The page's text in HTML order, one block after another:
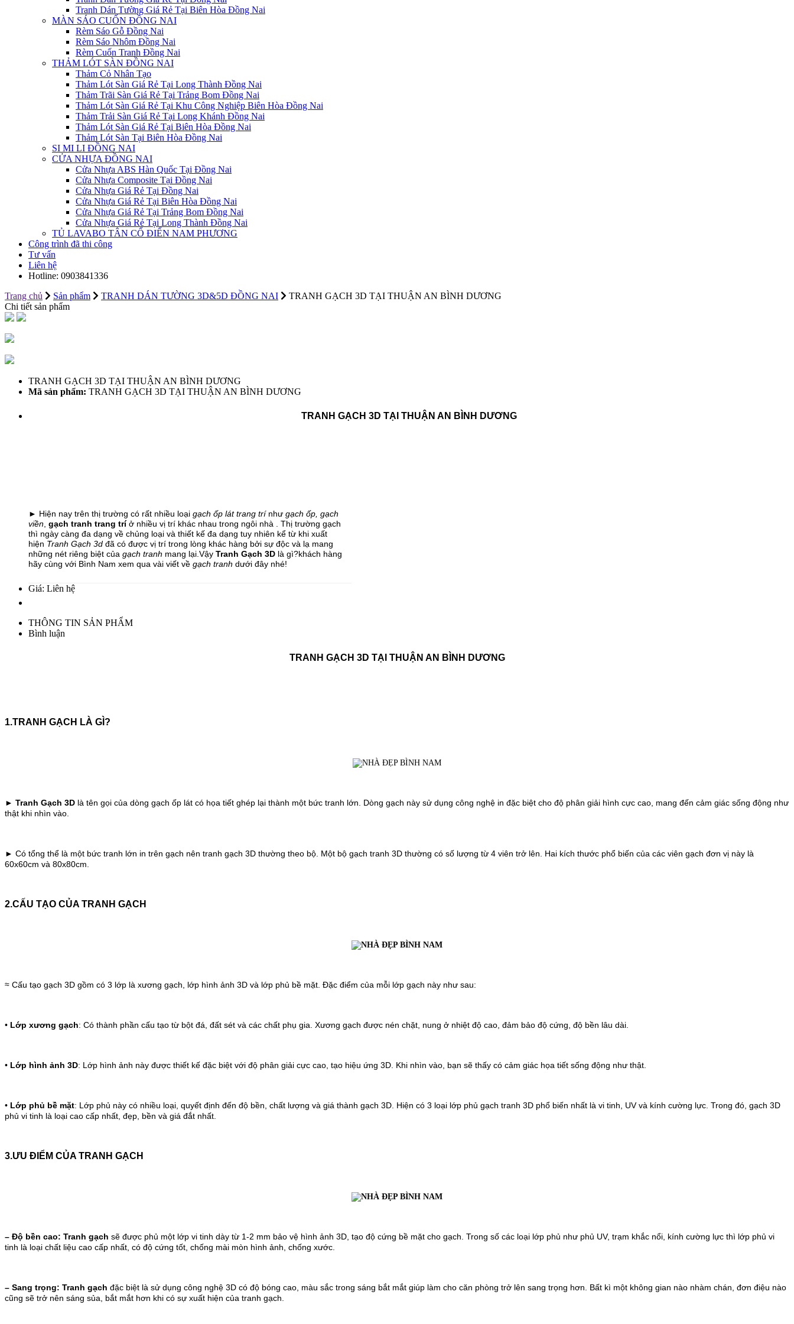
Tranh Dán Tường Giá Rẻ Tại Biên Hòa Đồng Nai
MÀN SÁO CUỐN ĐỒNG NAI
Rèm Sáo Gỗ Đồng Nai
Rèm Sáo Nhôm Đồng Nai
Rèm Cuốn Tranh Đồng Nai
THẢM LÓT SÀN ĐỒNG NAI
Thảm Cỏ Nhân Tạo
Thảm Lót Sàn Giá Rẻ Tại Long Thành Đồng Nai
Thảm Trãi Sàn Giá Rẻ Tại Trảng Bom Đồng Nai
Thảm Lót Sàn Giá Rẻ Tại Khu Công Nghiệp Biên Hòa Đồng Nai
Thảm Trải Sàn Giá Rẻ Tại Long Khánh Đồng Nai
Thảm Lót Sàn Giá Rẻ Tại Biên Hòa Đồng Nai
Thảm Lót Sàn Tại Biên Hòa Đồng Nai
SI MI LI ĐỒNG NAI
CỬA NHỰA ĐỒNG NAI
Cửa Nhựa ABS Hàn Quốc Tại Đồng Nai
Cửa Nhựa Composite Tại Đồng Nai
Cửa Nhựa Giá Rẻ Tại Đồng Nai
Cửa Nhựa Giá Rẻ Tại Biên Hòa Đồng Nai
Cửa Nhựa Giá Rẻ Tại Trảng Bom Đồng Nai
Cửa Nhựa Giá Rẻ Tại Long Thành Đồng Nai
TỦ LAVABO TÂN CỔ ĐIỂN NAM PHƯƠNG
Công trình đã thi công
Tư vấn
Liên hệ
Hotline: 0903841336
Trang chủ
Sản phẩm TRANH DÁN TƯỜNG 3D&5D ĐỒNG NAI
TRANH GẠCH 3D TẠI THUẬN AN BÌNH DƯƠNG
Chi tiết sản phẩm
TRANH GẠCH 3D TẠI THUẬN AN BÌNH DƯƠNG
Mã sản phẩm: TRANH GẠCH 3D TẠI THUẬN AN BÌNH DƯƠNG
TRANH GẠCH 3D TẠI THUẬN AN BÌNH DƯƠNG
► Hiện nay trên thị trường có rất nhiều loại gạch ốp lát trang trínhư gạch ốp, gạch
viền gạch tranh trang tríở nhiều vị trí khác nhau trong ngôi nhà . Thị trường gạch
thì ngày càng đa dạng về chủng loại và thiết kế đa dạng tuy nhiên kể từ khi xuất
hiện Tranh Gạch 3d đã có được vị trí trong lòng khác hàng bởi sự độc và lạ mang
những nét riêng biệt của gạch tranh mang lại.Vậy Tranh Gạch 3D là gì?khách hàng
hãy cùng với Bình Nam xem qua vài viết về gạch tranh dưới đây nhé!
Giá: Liên hệ
THÔNG TIN SẢN PHẨM
Bình luận
TRANH GẠCH 3D TẠI THUẬN AN BÌNH DƯƠNG
1.TRANH GẠCH LÀ GÌ?
► Tranh Gạch 3D là tên gọi của dòng gạch ốp lát có họa tiết ghép lại thành một bức tranh lớn. Dòng gạch này sử dụng công nghệ in đặc biệt cho độ phân giải hình cực cao, mang đến cảm giác sống động như
thật khi nhìn vào.
► Có tổng thể là một bức tranh lớn in trên gạch nên tranh gạch 3D thường theo bộ. Một bộ gạch tranh 3D thường có số lượng từ 4 viên trở lên. Hai kích thước phổ biến của các viên gạch đơn vị này là
60x60cm và 80x80cm.
2.CẤU TẠO CỦA TRANH GẠCH
≈ Cấu tạo gạch 3D gồm có 3 lớp là xương gạch, lớp hình ảnh 3D và lớp phủ bề mặt. Đặc điểm của mỗi lớp gạch này như sau:
• Lớp xương gạch: Có thành phần cấu tạo từ bột đá, đất sét và các chất phụ gia. Xương gạch được nén chặt, nung ở nhiệt độ cao, đảm bảo độ cứng, độ bền lâu dài.
• Lớp hình ảnh 3D: Lớp hình ảnh này được thiết kế đặc biệt với độ phân giải cực cao, tạo hiệu ứng 3D. Khi nhìn vào, bạn sẽ thấy có cảm giác họa tiết sống động như thật.
• Lớp phủ bề mặt: Lớp phủ này có nhiều loại, quyết định đến độ bền, chất lượng và giá thành gạch 3D. Hiện có 3 loại lớp phủ gạch tranh 3D phổ biến nhất là vi tinh, UV và kính cường lực. Trong đó, gạch 3D
phủ vi tinh là loại cao cấp nhất, đẹp, bền và giá đắt nhất.
3.ƯU ĐIỂM CỦA TRANH GẠCH
– Độ bền cao: Tranh gạch sẽ được phủ một lớp vi tinh dày từ 1-2 mm bảo vệ hình ảnh 3D, tạo độ cứng bề mặt cho gạch. Trong số các loại lớp phủ như phủ UV, trạm khắc nổi, kính cường lực thì lớp phủ vi
tinh là loại chất liệu cao cấp nhất, có độ cứng tốt, chống mài mòn hình ảnh, chống xước.
– Sang trọng: Tranh gạch đặc biệt là sử dụng công nghệ 3D có độ bóng cao, màu sắc trong sáng bắt mắt giúp làm cho căn phòng trở lên sang trọng hơn. Bất kì một không gian nào nhàm chán, đơn điệu nào
cũng sẽ trở nên sáng sủa, bắt mắt hơn khi có sự xuất hiện của tranh gạch.